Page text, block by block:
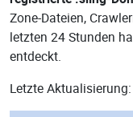
Zone-Dateien,
letzten 24 Stunden
entdeckt.
Letzte Aktualisierung: